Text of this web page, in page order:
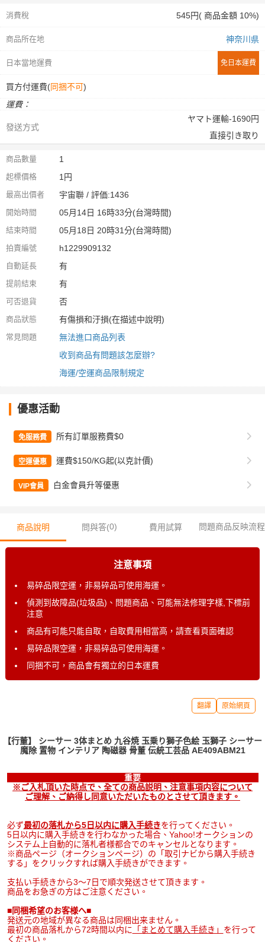
消費稅 545円( 商品金額 10%)
商品所在地 神奈川県
日本當地運費 免日本運費
買方付運費(同捆不可)
運費：
發送方式
ヤマト運輸-1690円
直接引き取り
商品數量 1
起標價格 1円
最高出價者 宇宙聨 / 評価:1436
開始時間 05月14日 16時33分(台灣時間)
結束時間 05月18日 20時31分(台灣時間)
拍賣編號 h1229909132
自動延長 有
提前結束 有
可否退貨 否
商品狀態 有傷損和汙損(在描述中說明)
常見問題
無法進口商品列表
收到商品有問題該怎麼辦?
海運/空運商品限制規定
優惠活動
免服務費 所有訂單服務費$0
空運優惠 運費$150/KG起(以克計價)
VIP會員 白金會員升等優惠
商品說明 問與答(0) 費用試算 問題商品反映流程
注意事項
易碎品限空運，非易碎品可使用海運。
偵測到故障品(垃圾品)、問題商品、可能無法修理字樣,下標前
注意
商品有可能只能自取，自取費用相當高，請查看頁面確認
易碎品限空運，非易碎品可使用海運。
同捆不可，商品會有獨立的日本運費
翻譯 原始網頁
【行董】 シーサー 3体まとめ 九谷焼 玉乗り獅子色絵 玉獅子 シーサー
魔除 置物 インテリア 陶磁器 骨董 伝統工芸品 AE409ABM21
重要
※ご入札頂いた時点で、全ての商品説明、注意事項内容について
ご理解、ご納得し同意いただいたものとさせて頂きます。
必ず最初の落札から5日以内に購入手続きを行ってください。
5日以内に購入手続きを行わなかった場合、Yahoo!オークションの
システム上自動的に落札者様都合でのキャンセルとなります。
※商品ページ（オークションページ）の「取引ナビから購入手続き
する」をクリックすれば購入手続きができます。
支払い手続きから3～7日で順次発送させて頂きます。
商品をお急ぎの方はご注意ください。
■同梱希望のお客様へ■
発送元の地域が異なる商品は同梱出来ません。
最初の商品落札から72時間以内に 「まとめて購入手続き」 を行って
ください。